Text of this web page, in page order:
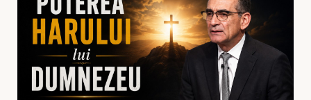
Adevărata neprihănire nu este o imagine religioasă
atent construită, o listă de fapte bune sau o formă
de moralitate prin care omul încearcă să pară
acceptabil înaintea lui Dumnezeu. Neprihănirea